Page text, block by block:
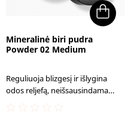
Mineralinė biri pudra
Powder 02 Medium
Reguliuoja blizgesį ir išlygina
odos reljefą, neišsausindama